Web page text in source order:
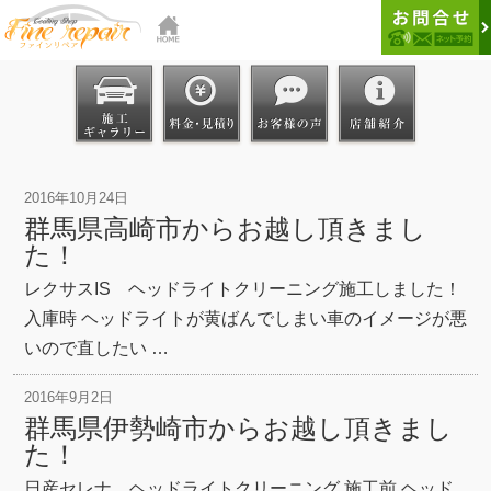
2016年10月24日
群馬県高崎市からお越し頂きまし
た！
レクサスIS ヘッドライトクリーニング施工しました！
入庫時 ヘッドライトが黄ばんでしまい車のイメージが悪
いので直したい …
2016年9月2日
群馬県伊勢崎市からお越し頂きまし
た！